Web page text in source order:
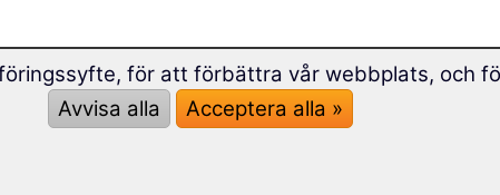
för att förbättra vår webbplats, och
Avvisa alla
Acceptera alla »